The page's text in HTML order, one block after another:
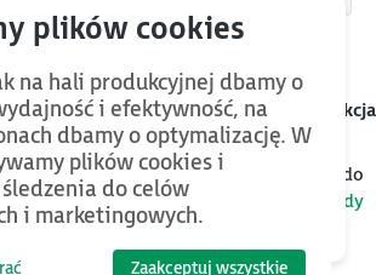
Rozmiar Akcja
więcej plików oraz bazy wiedzy, wróć do
kategorii nadrzędnej
Serwonapędy
na hali produkcyjnej dbamy o
i efektywność, na
dbamy o optymalizację. W
plików cookies i
do celów
i marketingowych.
Zaakceptuj wszystkie